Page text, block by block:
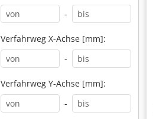
-
Verfahrweg X-Achse [mm]:
-
Verfahrweg Y-Achse [mm]:
-